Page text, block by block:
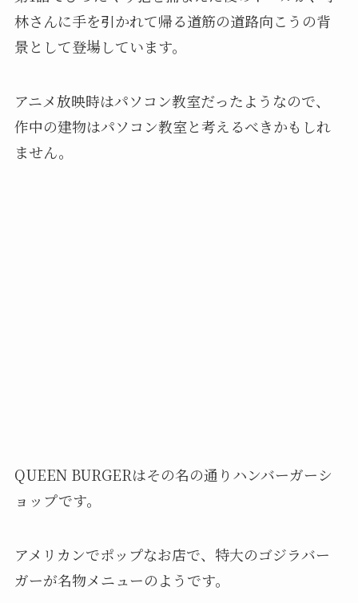
林さんに手を引かれて帰る道筋の道路向こうの背
景として登場しています。
アニメ放映時はパソコン教室だったようなので、
作中の建物はパソコン教室と考えるべきかもしれ
ません。
QUEEN BURGERはその名の通りハンバーガーシ
ョップです。
アメリカンでポップなお店で、特大のゴジラバー
ガーが名物メニューのようです。